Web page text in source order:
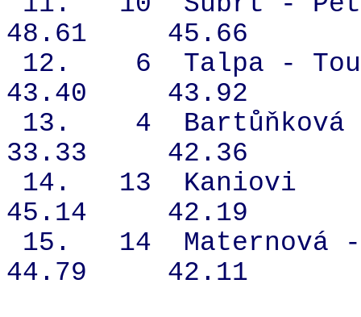
48.61
45.66
12.
6
Talpa -
43.40
43.92
13.
4
Bartůňková
33.33
42.36
14.
13
Kaniovi
45.14
42.19
15.
14
Maternová
44.79
42.11